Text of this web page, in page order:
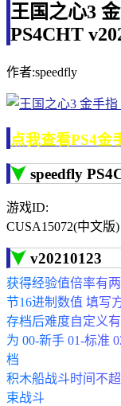
王国之心3
PS4CHT
作者:speedfly
点我查看PS4金
speedfly
游戏ID:
CUSA15072(中文版)
v20210123
获得经验值倍率有
节16进制数值 填写
存档后难度自定义
为 00-新手 01-标准
档
积木船战斗时间不
束战斗